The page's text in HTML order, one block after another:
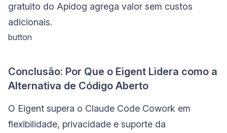
gratuito do Apidog agrega valor sem custos
adicionais.
button
Conclusão: Por Que o Eigent Lidera como a
Alternativa de Código Aberto
O Eigent supera o Claude Code Cowork em
flexibilidade, privacidade e suporte da